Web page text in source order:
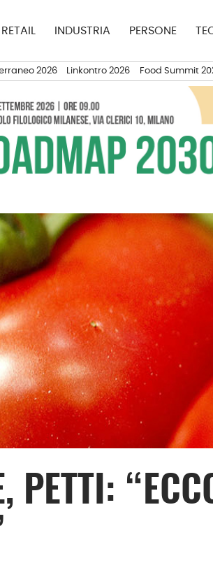
RETAIL INDUSTRIA PERSONE
2026 Linkontro 2026 Food Summit
PETTI: